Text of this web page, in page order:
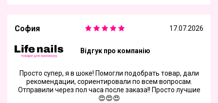
София 17.07.2026
Відгук про компанію
Просто супер, я в шоке! Помогли подобрать товар, дали
рекомендации, сориентировали по всем вопросам.
Отправили через пол часа после заказа!! Просто лучшие
😍😍😍